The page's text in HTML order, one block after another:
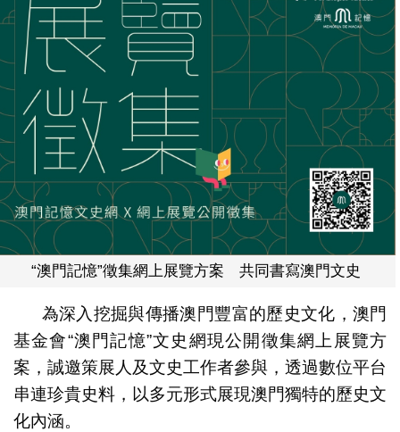
“澳門記憶”徵集網上展覽方案 共同書寫澳門文史
為深入挖掘與傳播澳門豐富的歷史文化，澳門
基金會“澳門記憶”文史網現公開徵集網上展覽方
案，誠邀策展人及文史工作者參與，透過數位平台
串連珍貴史料，以多元形式展現澳門獨特的歷史文
化內涵。